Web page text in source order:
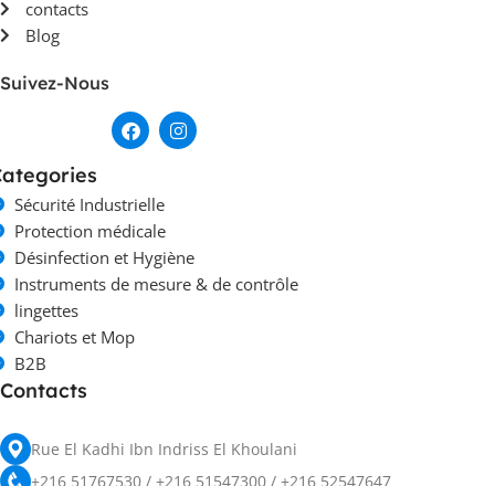
contacts
Blog
Suivez-Nous
Sécurité Industrielle
Protection médicale
Désinfection et Hygiène
Instruments de mesure & de contrôle
lingettes
Chariots et Mop
B2B
Contacts
Rue El Kadhi Ibn Indriss El Khoulani
+216 51767530 / +216 51547300 / +216 52547647